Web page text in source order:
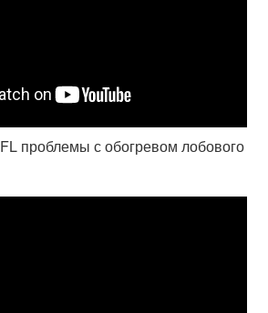
проблемы с обогревом лобового